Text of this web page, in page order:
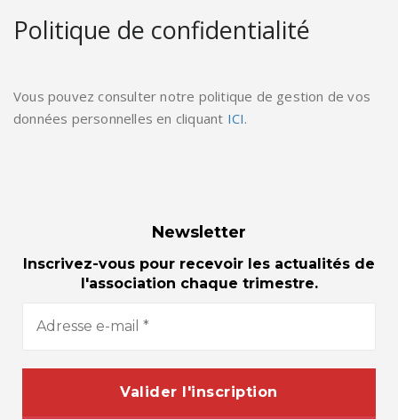
Politique de confidentialité
Vous pouvez consulter notre politique de gestion de vos
données personnelles en cliquant ICI.
Newsletter
Inscrivez-vous pour recevoir les actualités de
l'association chaque trimestre.